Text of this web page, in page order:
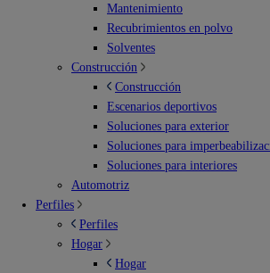
Mantenimiento
Recubrimientos en polvo
Solventes
Construcción
Construcción
Escenarios deportivos
Soluciones para exterior
Soluciones para
Soluciones para interiores
Automotriz
Perfiles
Perfiles
Hogar
Hogar